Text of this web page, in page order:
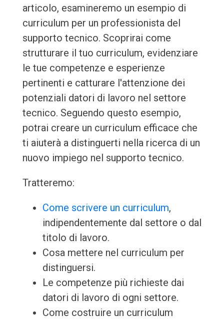
articolo, esamineremo un esempio di
curriculum per un professionista del
supporto tecnico. Scoprirai come
strutturare il tuo curriculum, evidenziare
le tue competenze e esperienze
pertinenti e catturare l'attenzione dei
potenziali datori di lavoro nel settore
tecnico. Seguendo questo esempio,
potrai creare un curriculum efficace che
ti aiuterà a distinguerti nella ricerca di un
nuovo impiego nel supporto tecnico.
Tratteremo:
Come scrivere un curriculum,
indipendentemente dal settore o dal
titolo di lavoro.
Cosa mettere nel curriculum per
distinguersi.
Le competenze più richieste dai
datori di lavoro di ogni settore.
Come costruire un curriculum